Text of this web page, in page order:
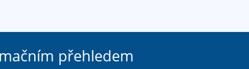
přehledem